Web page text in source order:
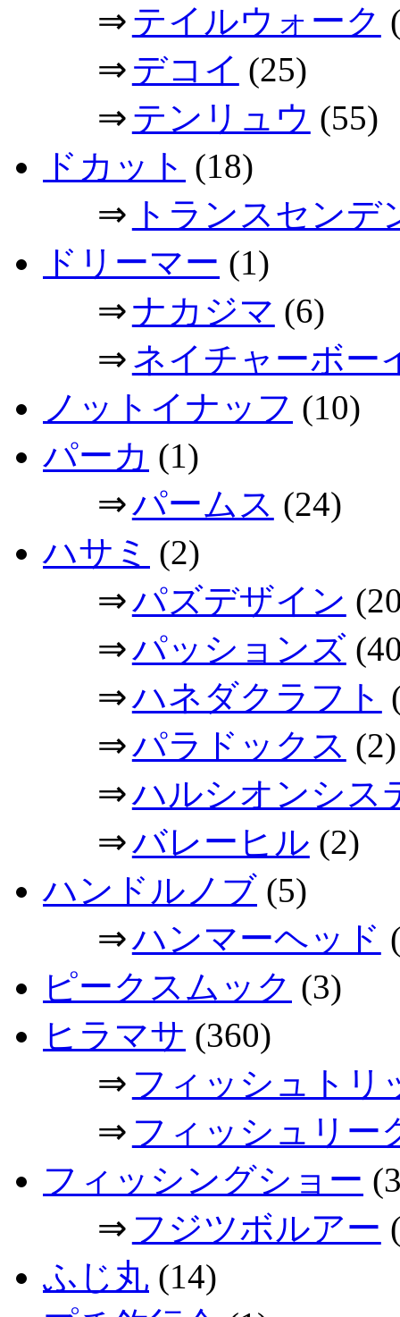
⇒ テイルウォーク
⇒ デコイ (25)
⇒ テンリュウ (55)
ドカット (18)
⇒ トランスセンデ
ドリーマー (1)
⇒ナカジマ (6)
⇒ ネイチャーボー
ノットイナッフ (10)
パーカ (1)
⇒パームス (24)
ハサミ (2)
⇒パズデザイン
⇒パッションズ
⇒ハネダクラフト
⇒パラドックス (2)
⇒ハルシオンシス
⇒バレーヒル (2)
ハンドルノブ (5)
⇒ハンマーヘッド
ピークスムック (3)
ヒラマサ (360)
⇒ フィッシュトリ
⇒ フィッシュリー
フィッシングショー
⇒ フジツボルアー
ふじ丸 (14)